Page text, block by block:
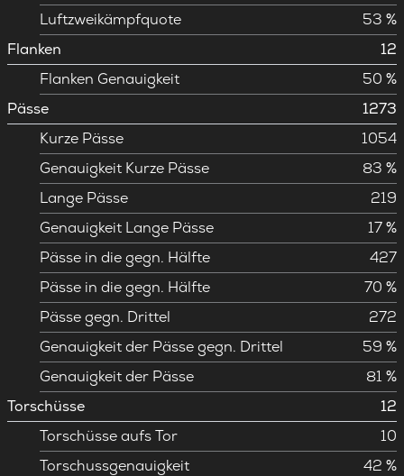
Luftzweikämpfquote
53 %
Flanken
12
Flanken Genauigkeit
50 %
Pässe
1273
Kurze Pässe
1054
Genauigkeit Kurze Pässe
83 %
Lange Pässe
219
Genauigkeit Lange Pässe
17 %
Pässe in die gegn. Hälfte
427
Pässe in die gegn. Hälfte
70 %
Pässe gegn. Drittel
272
Genauigkeit der Pässe gegn. Drittel
59 %
Genauigkeit der Pässe
81 %
Torschüsse
12
Torschüsse aufs Tor
10
Torschussgenauigkeit
42 %